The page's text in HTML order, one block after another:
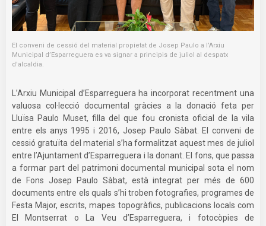
El conveni de cessió del material propietat de Josep Paulo a l’Arxiu
Municipal d’Esparreguera es va signar a principis de juliol al despatx
d'alcaldia.
L’Arxiu Municipal d’Esparreguera ha incorporat recentment una
valuosa col·lecció documental gràcies a la donació feta per
Lluïsa Paulo Muset, filla del que fou cronista oficial de la vila
entre els anys 1995 i 2016, Josep Paulo Sàbat. El conveni de
cessió gratuïta del material s’ha formalitzat aquest mes de juliol
entre l’Ajuntament d’Esparreguera i la donant. El fons, que passa
a formar part del patrimoni documental municipal sota el nom
de Fons Josep Paulo Sàbat, està integrat per més de 600
documents entre els quals s’hi troben fotografies, programes de
Festa Major, escrits, mapes topogràfics, publicacions locals com
El Montserrat o La Veu d’Esparreguera, i fotocòpies de